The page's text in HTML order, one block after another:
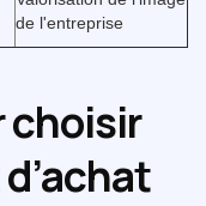
de l'entreprise
choisir